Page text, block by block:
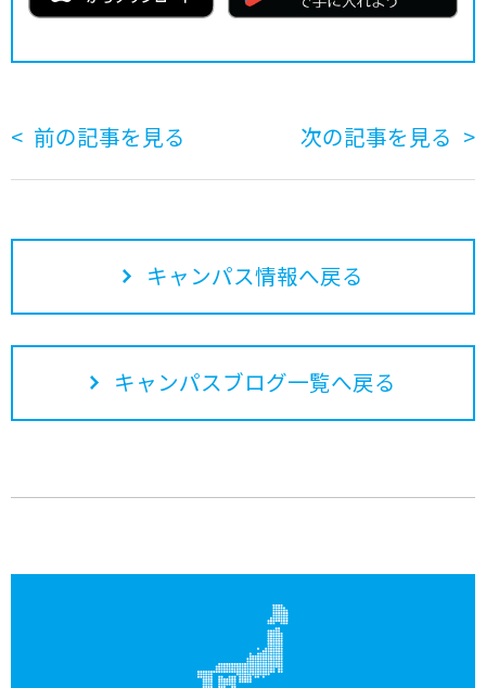
前の記事を見る 次の記事を見る
キャンパス情報へ戻る
キャンパスブログ一覧へ戻る